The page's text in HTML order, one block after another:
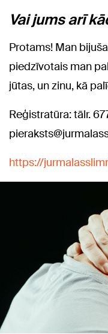
Vai jums arī
Protams! Man
piedzīvotais man
jūtas, un zinu, kā
Reģistratūra: tālr.
https://